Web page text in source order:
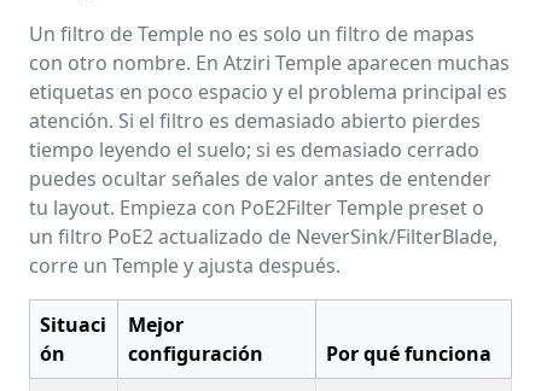
Un filtro de Temple no es solo un filtro de mapas
con otro nombre. En Atziri Temple aparecen muchas
etiquetas en poco espacio y el problema principal es
atención. Si el filtro es demasiado abierto pierdes
tiempo leyendo el suelo; si es demasiado cerrado
puedes ocultar señales de valor antes de entender
tu layout. Empieza con PoE2Filter Temple preset o
un filtro PoE2 actualizado de NeverSink/FilterBlade,
corre un Temple y ajusta después.
Situaci
ón
Mejor
configuración
Por qué funciona